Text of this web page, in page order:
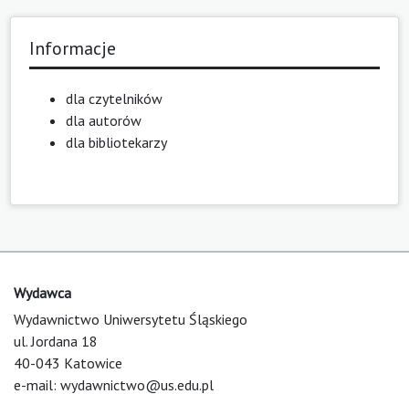
Informacje
dla czytelników
dla autorów
dla bibliotekarzy
Wydawca
Wydawnictwo Uniwersytetu Śląskiego
ul. Jordana 18
40-043 Katowice
e-mail: wydawnictwo@us.edu.pl